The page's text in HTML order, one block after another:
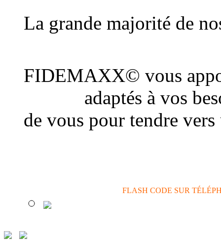
La grande majorité de
FIDEMAXX© vous
adaptés à vos
de vous pour tendre
FLASH CODE SUR